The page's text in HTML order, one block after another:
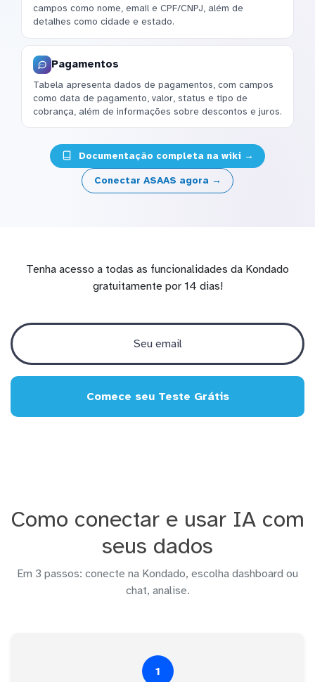
campos como nome, email e CPF/CNPJ, além de
detalhes como cidade e estado.
Pagamentos
Tabela apresenta dados de pagamentos, com campos
como data de pagamento, valor, status e tipo de
cobrança, além de informações sobre descontos e juros.
Documentação completa na wiki →
Conectar ASAAS agora →
Tenha acesso a todas as funcionalidades da Kondado
gratuitamente por 14 dias!
Comece seu Teste Grátis
Como conectar e usar IA com
seus dados
Em 3 passos: conecte na Kondado, escolha dashboard ou
chat, analise.
1